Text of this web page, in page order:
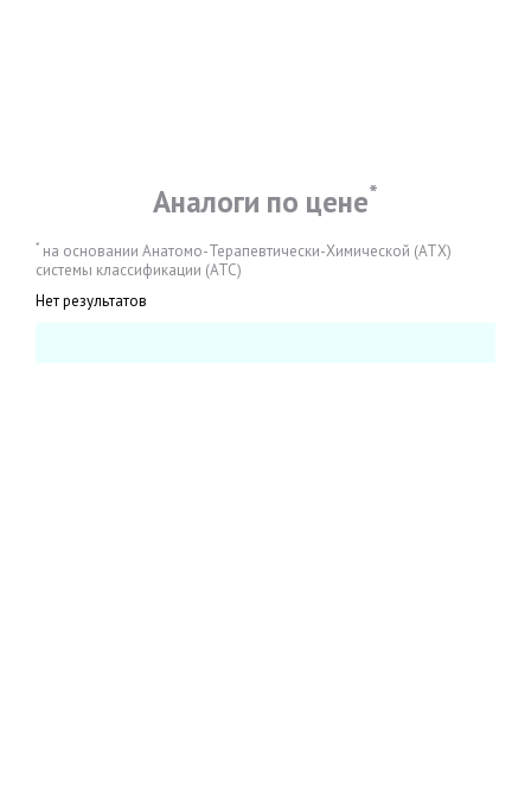
Аналоги по цене*
* на основании Анатомо-Терапевтически-Химической (АТХ)
системы классификации (АТС)
Нет результатов